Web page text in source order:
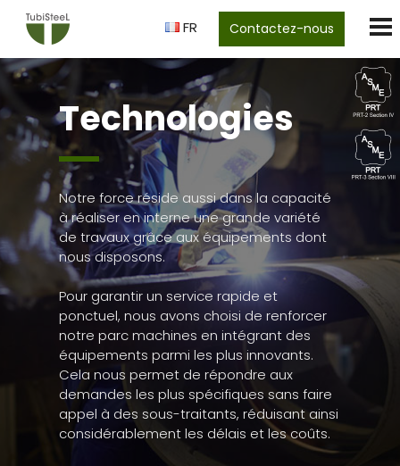
FR Contactez-nous
Technologies
Notre force réside aussi dans la capacité
à réaliser en interne une grande variété
de travaux grâce aux équipements dont
nous disposons.
Pour garantir un service rapide et
ponctuel, nous avons choisi de renforcer
notre parc machines en intégrant des
équipements parmi les plus innovants.
Cela nous permet de répondre aux
demandes les plus spécifiques sans faire
appel à des sous-traitants, réduisant ainsi
considérablement les délais et les coûts.